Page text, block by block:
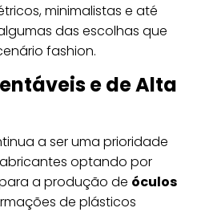
minimalistas e até
das escolhas que
fashion.
e de Alta
a ser uma prioridade
optando por
a produção de óculos
de plásticos